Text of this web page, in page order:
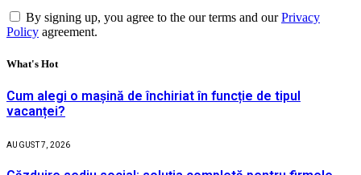
By signing up, you agree to the our terms and ourPrivacy
Policy agreement.
What's Hot
Cum alegi o mașină de închiriat în funcție de tipul
vacanței?
AUGUST 7, 2026